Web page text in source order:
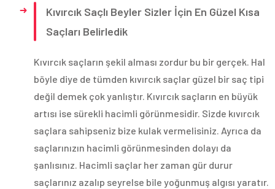
Kıvırcık Saçlı Beyler Sizler İçin En Güzel Kısa
Saçları Belirledik
Kıvırcık saçların şekil alması zordur bu bir gerçek. Hal
böyle diye de tümden kıvırcık saçlar güzel bir saç tipi
değil demek çok yanlıştır. Kıvırcık saçların en büyük
artısı ise sürekli hacimli görünmesidir. Sizde kıvırcık
saçlara sahipseniz bize kulak vermelisiniz. Ayrıca da
saçlarınızın hacimli görünmesinden dolayı da
şanlısınız. Hacimli saçlar her zaman gür durur
saçlarınız azalıp seyrelse bile yoğunmuş algısı yaratır.